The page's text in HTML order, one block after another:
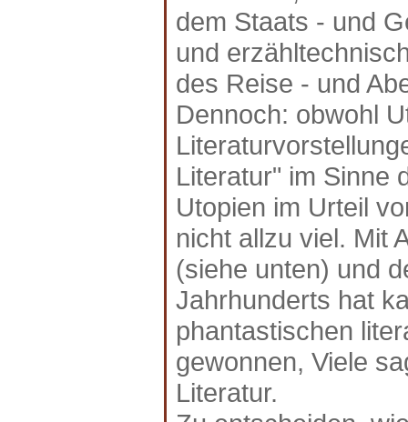
dem Staats - und
und
des Reise - und
Dennoch: obwohl
Literatur" im Sinne
Utopien im Urteil
nicht allzu viel. Mit
(siehe unten) und
Jahrhunderts hat
phantastischen
gewonnen, Viele
Literatur.